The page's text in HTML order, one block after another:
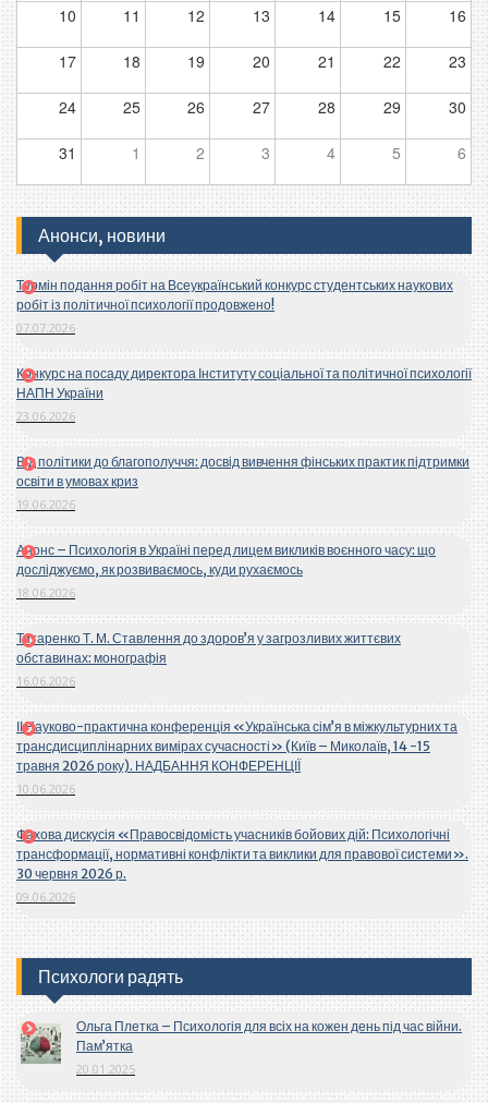
10 11 12 13 14 15 16
17 18 19 20 21 22 23
24 25 26 27 28 29 30
31 1 2 3 4 5 6
Анонси, новини
Термін подання робіт на Всеукраїнський конкурс студентських наукових
робіт із політичної психології продовжено!
07.07.2026
Конкурс на посаду директора Інституту соціальної та політичної психології
НАПН України
23.06.2026
Від політики до благополуччя: досвід вивчення фінських практик підтримки
освіти в умовах криз
19.06.2026
Анонс – Психологія в Україні перед лицем викликів воєнного часу: що
досліджуємо, як розвиваємось, куди рухаємось
18.06.2026
Титаренко Т. М. Ставлення до здоров’я у загрозливих життєвих
обставинах: монографія
16.06.2026
ІІ Науково-практична конференція «Українська сім’я в міжкультурних та
трансдисциплінарних вимірах сучасності» (Київ – Миколаїв, 14 -15
травня 2026 року). НАДБАННЯ КОНФЕРЕНЦІЇ
10.06.2026
Фахова дискусія «Правосвідомість учасників бойових дій: Психологічні
трансформації, нормативні конфлікти та виклики для правової системи».
30 червня 2026 р.
09.06.2026
Психологи радять
Ольга Плетка – Психологія для всіх на кожен день під час війни.
Пам’ятка
20.01.2025